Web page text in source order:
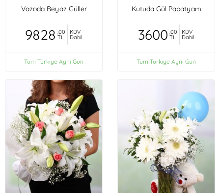
Vazoda Beyaz Güller
9828 ,00
TL
KDV
Dahil
Tüm Türkiye Aynı Gün
Kutuda Gül Papatyam
3600 ,00
TL
KDV
Dahil
Tüm Türkiye Aynı Gün